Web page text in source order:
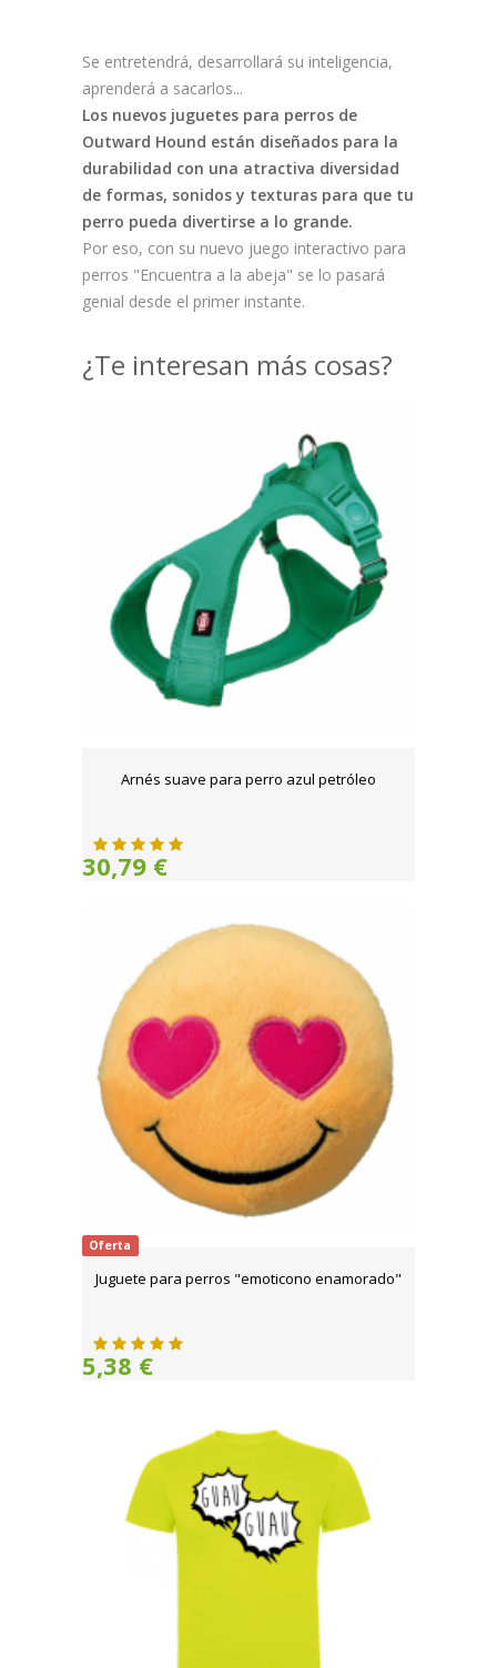
Se entretendrá, desarrollará su inteligencia,
aprenderá a sacarlos...
Los nuevos juguetes para perros de
Outward Hound están diseñados para la
durabilidad con una atractiva diversidad
de formas, sonidos y texturas para que tu
perro pueda divertirse a lo grande.
Por eso, con su nuevo juego interactivo para
perros "Encuentra a la abeja" se lo pasará
genial desde el primer instante.
¿Te interesan más cosas?
Arnés suave para perro azul petróleo
30,79 €
Oferta
Juguete para perros "emoticono enamorado"
5,38 €